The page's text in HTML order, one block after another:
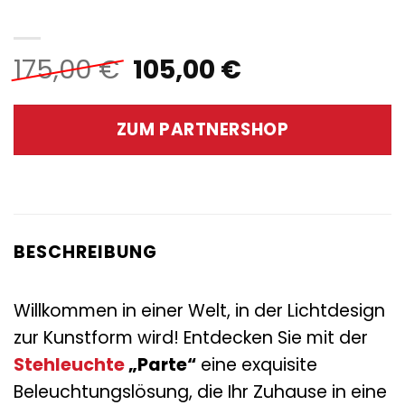
175,00€ Ursprünglicher
Preis
war:
175,00 €
105,00 €Aktueller
ist:
105,00 €.
ZUM PARTNERSHOP
BESCHREIBUNG
Willkommen in einer Welt, in der Lichtdesign
zur Kunstform wird! Entdecken Sie mit der
Stehleuchte„Parte“ eine exquisite
Beleuchtungslösung, die Ihr Zuhause in eine